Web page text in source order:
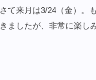
さて来月は3/24（金）。
きましたが、非常に楽し